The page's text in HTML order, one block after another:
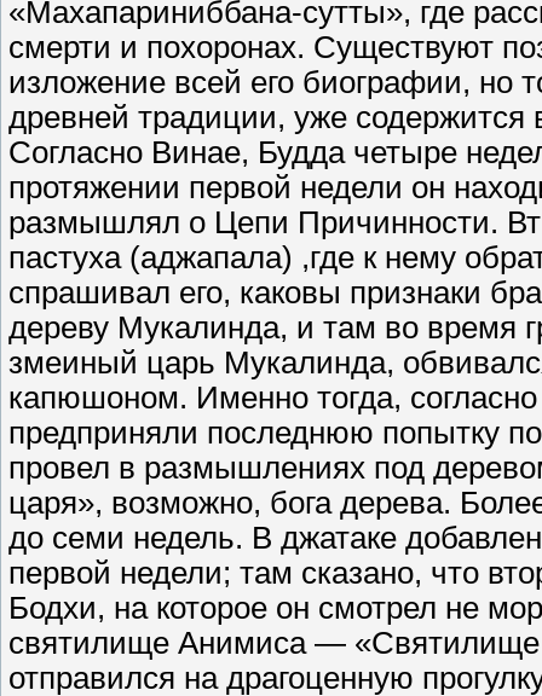
«Махапариниббана-сутты», где
смерти и похоронах. Существуют
изложение всей его биографии, но
древней традиции, уже содержится
Согласно Винае, Будда четыре
протяжении первой недели он
размышлял о Цепи Причинности.
пастуха (аджапала) ,где к нему
спрашивал его, каковы признаки
дереву Мукалинда, и там во время
змеиный царь Мукалинда,
капюшоном. Именно тогда,
предприняли последнюю попытку
провел в размышлениях под
царя», возможно, бога дерева.
до семи недель. В джатаке
первой недели; там сказано, что
Бодхи, на которое он смотрел не
святилище Анимиса — «Святилище
отправился на драгоценную